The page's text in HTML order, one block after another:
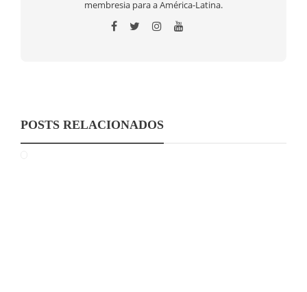
membresia para a América-Latina.
POSTS RELACIONADOS